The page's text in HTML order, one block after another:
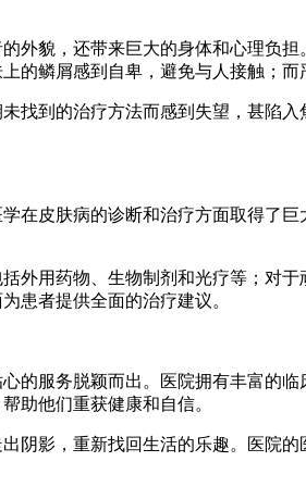
外貌，还带来巨大的身体和心理负
鳞屑感到自卑，避免与人接触；
找到的治疗方法而感到失望，甚陷
皮肤病的诊断和治疗方面取得了
外用药物、生物制剂和光疗等；对
患者提供全面的治疗建议。
的服务脱颖而出。医院拥有丰富的
助他们重获健康和自信。
阴影，重新找回生活的乐趣。医院